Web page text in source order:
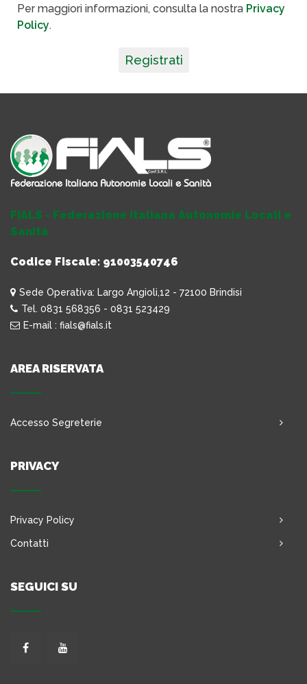
Per maggiori informazioni, consulta la nostra Privacy
Policy.
Registrati
FIALS - Federazione Italiana Autonomie Locali e
Sanità
Codice Fiscale: 91003540746
Sede Operativa: Largo Angioli,12 - 72100 Brindisi
Tel. 0831 568356 - 0831 523429
E-mail : fials@fials.it
AREA RISERVATA
Accesso Segreterie
PRIVACY
Privacy Policy
Contatti
SEGUICI SU